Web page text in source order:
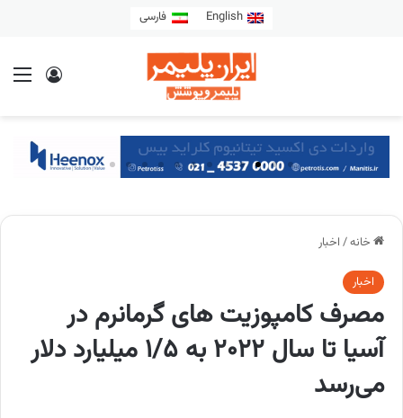
English فارسی
خانه/ اخبار
اخبار
مصرف کامپوزیت های گرمانرم در
آسیا تا سال 2022 به 1/5 میلیارد دلار
می‌رسد